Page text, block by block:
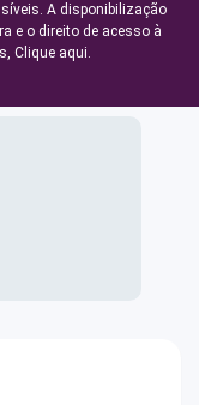
A disponibilização
e o direito de acesso à
Clique aqui.